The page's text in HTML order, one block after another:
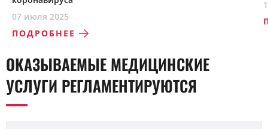
07 июля 2025
ПОДРОБНЕЕ
ОКАЗЫВАЕМЫЕ МЕДИЦИНСКИЕ
УСЛУГИ РЕГЛАМЕНТИРУЮТСЯ